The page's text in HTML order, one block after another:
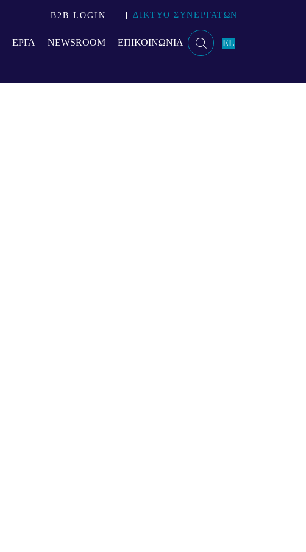
B2B LOGIN ΔΙΚΤΥΟ ΣΥΝΕΡΓΑΤΩΝ
ΕΡΓΑ NEWSROOM ΕΠΙΚΟΙΝΩΝΙΑ EL